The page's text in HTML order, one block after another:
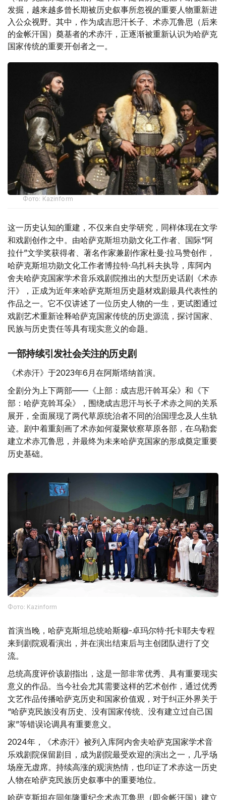
发掘，越来越多曾长期被历史叙事所忽视的重要人物重新进
入公众视野。其中，作为成吉思汗长子、术赤兀鲁思（后来
的金帐汗国）奠基者的术赤汗，正逐渐被重新认识为哈萨克
国家传统的重要开创者之一。
Фото: Kazinform
这一历史认知的重建，不仅来自史学研究，同样体现在文学
和戏剧创作之中。由哈萨克斯坦功勋文化工作者、国际“阿
拉什”文学奖获得者、著名作家兼剧作家杜曼·拉马赞创作，
哈萨克斯坦功勋文化工作者博拉特·乌扎科夫执导，库阿内
舍夫哈萨克国家学术音乐戏剧院推出的大型历史话剧《术赤
汗》，正成为近年来哈萨克斯坦历史题材戏剧最具代表性的
作品之一。它不仅讲述了一位历史人物的一生，更试图通过
戏剧艺术重新诠释哈萨克国家传统的历史源流，探讨国家、
民族与历史责任等具有现实意义的命题。
一部持续引发社会关注的历史剧
《术赤汗》于2023年6月在阿斯塔纳首演。
全剧分为上下两部——《上部：成吉思汗斡耳朵》和《下
部：哈萨克斡耳朵》，围绕成吉思汗与长子术赤之间的关系
展开，全面展现了两代草原统治者不同的治国理念及人生轨
迹。剧中着重刻画了术赤如何凝聚钦察草原各部，在乌勒套
建立术赤兀鲁思，并最终为未来哈萨克国家的形成奠定重要
历史基础。
Фото: Kazinform
首演当晚，哈萨克斯坦总统哈斯穆-卓玛尔特·托卡耶夫专程
来到剧院观看演出，并在演出结束后与主创团队进行了交
流。
总统高度评价该剧指出，这是一部非常优秀、具有重要现实
意义的作品。当今社会尤其需要这样的艺术创作，通过优秀
文艺作品传播哈萨克历史和国家价值观，对于纠正外界关于
“哈萨克民族没有历史、没有国家传统、没有建立过自己国
家”等错误论调具有重要意义。
2024年，《术赤汗》被列入库阿内舍夫哈萨克国家学术音
乐戏剧院保留剧目，成为剧院最受欢迎的演出之一，几乎场
场座无虚席。持续高涨的观演热情，也印证了术赤这一历史
人物在哈萨克民族历史叙事中的重要地位。
哈萨克斯坦在同年隆重纪念术赤兀鲁思（即金帐汗国）建立